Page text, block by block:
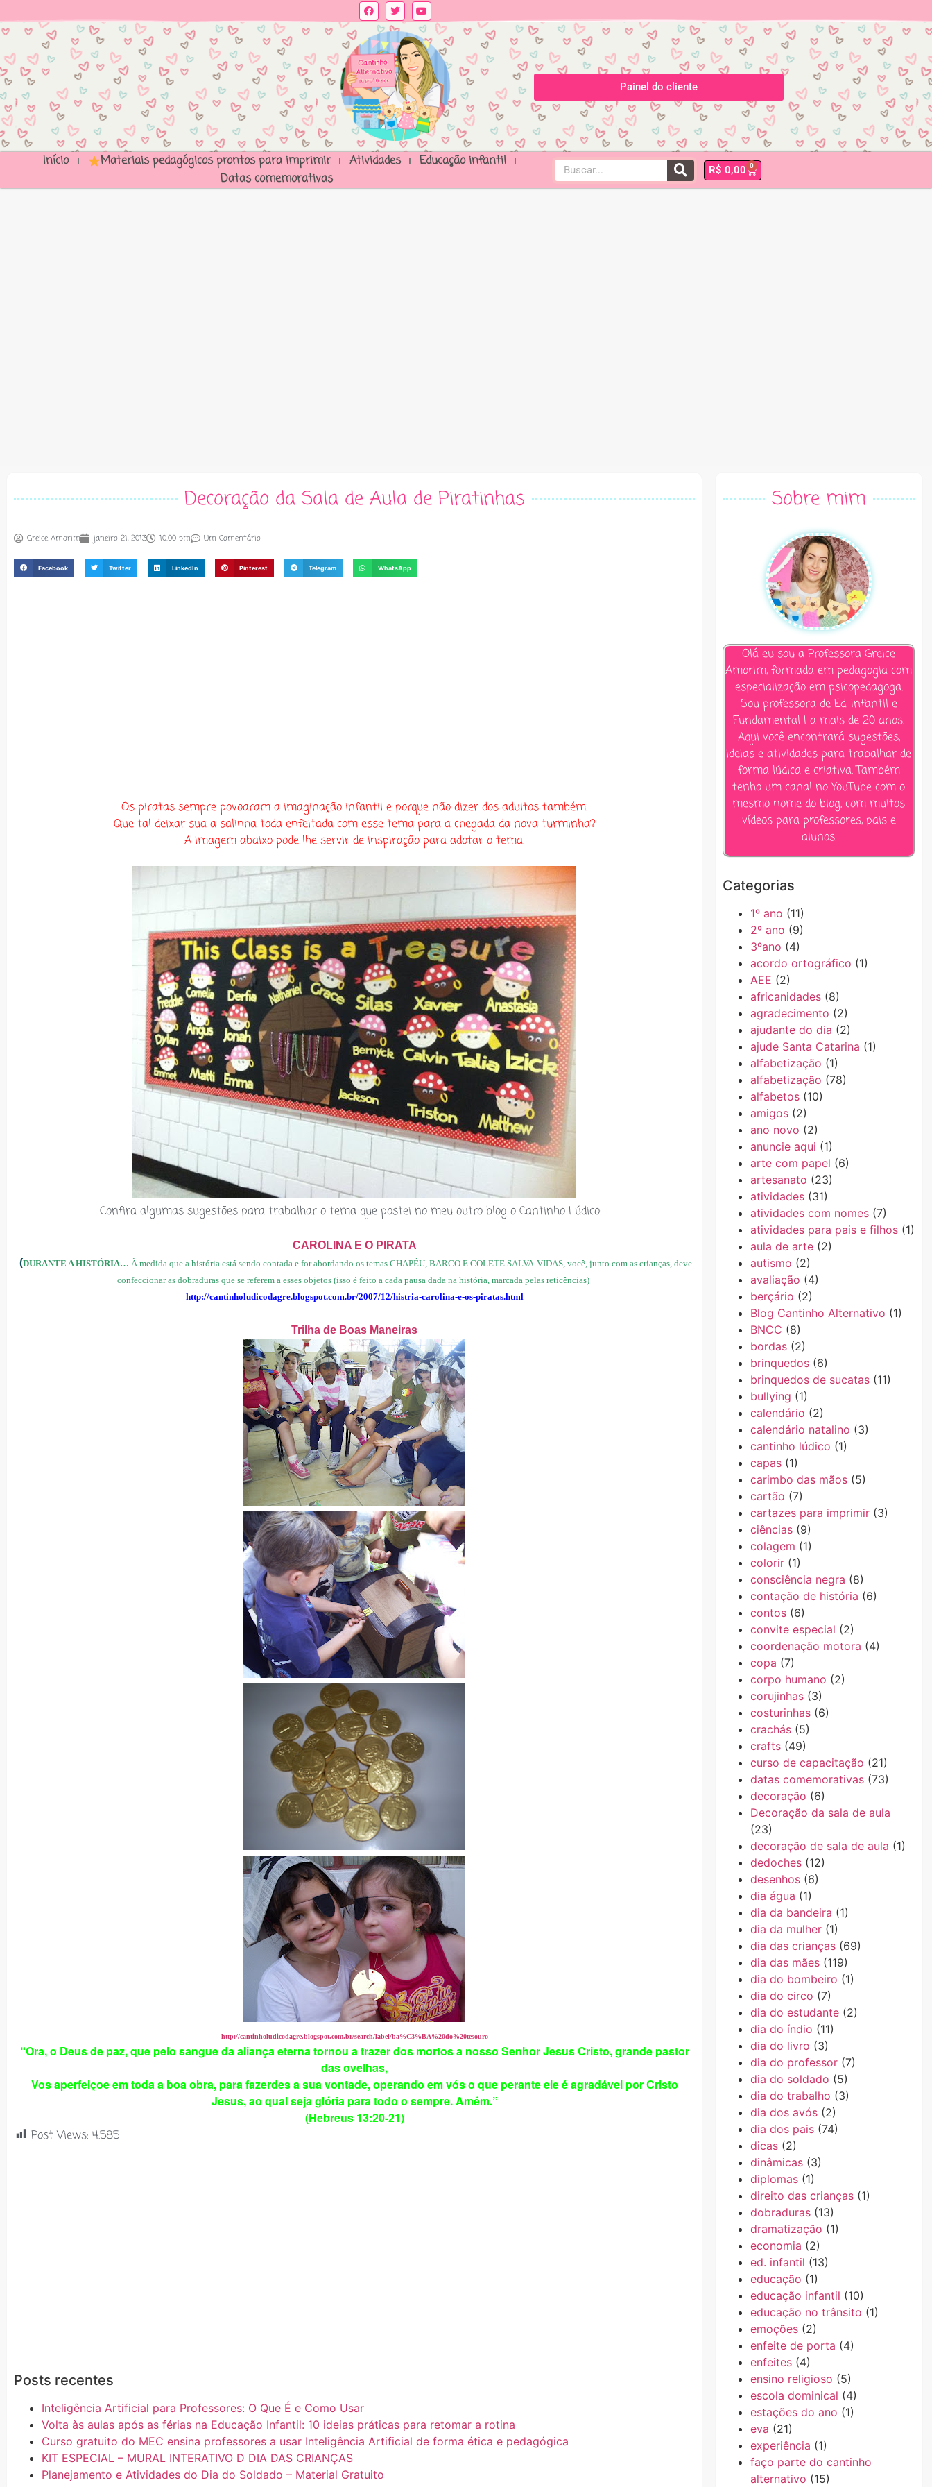
Painel do cliente
Início Materiais pedagógicos prontos para imprimir Atividades
Educação infantil
Datas comemorativas
R$ 0,00 0
Decoração da Sala de Aula de Piratinhas
Greice Amorim janeiro 21, 2013 10:00 pm Um Comentário
Facebook Twitter LinkedIn Pinterest Telegram WhatsApp
Os piratas sempre povoaram a imaginação infantil e porque não dizer dos adultos também.
Que tal deixar sua a salinha toda enfeitada com esse tema para a chegada da nova turminha?
A imagem abaixo pode lhe servir de inspiração para adotar o tema.
Confira algumas sugestões para trabalhar o tema que postei no meu outro blog o Cantinho Lúdico:
CAROLINA E O PIRATA
(DURANTE A HISTÓRIA… À medida que a história está sendo contada e for abordando os temas CHAPÉU, BARCO E COLETE SALVA-VIDAS, você, junto com as crianças, deve
confeccionar as dobraduras que se referem a esses objetos (isso é feito a cada pausa dada na história, marcada pelas reticências)
http://cantinholudicodagre.blogspot.com.br/2007/12/histria-carolina-e-os-piratas.html
Trilha de Boas Maneiras
http://cantinholudicodagre.blogspot.com.br/search/label/ba%C3%BA%20do%20tesouro
“Ora, o Deus de paz, que pelo sangue da aliança eterna tornou a trazer dos mortos a nosso Senhor Jesus Cristo, grande pastor
das ovelhas,
Vos aperfeiçoe em toda a boa obra, para fazerdes a sua vontade, operando em vós o que perante ele é agradável por Cristo
Jesus, ao qual seja glória para todo o sempre. Amém.”
(Hebreus 13:20-21)
Post Views: 4.585
Posts recentes
Inteligência Artificial para Professores: O Que É e Como Usar
Volta às aulas após as férias na Educação Infantil: 10 ideias práticas para retomar a rotina
Curso gratuito do MEC ensina professores a usar Inteligência Artificial de forma ética e pedagógica
KIT ESPECIAL – MURAL INTERATIVO D DIA DAS CRIANÇAS
Planejamento e Atividades do Dia do Soldado – Material Gratuito
Sobre mim
Olá eu sou a Professora Greice
Amorim, formada em pedagogia com
especialização em psicopedagoga.
Sou professora de Ed. Infantil e
Fundamental I a mais de 20 anos.
Aqui você encontrará sugestões,
ideias e atividades para trabalhar de
forma lúdica e criativa. Também
tenho um canal no YouTube com o
mesmo nome do blog, com muitos
vídeos para professores, pais e
alunos.
Categorias
1º ano (11)
2º ano (9)
3ºano (4)
acordo ortográfico (1)
AEE (2)
africanidades(8)
agradecimento (2)
ajudante do dia (2)
ajude Santa Catarina (1)
alfabetização (1)
alfabetização (78)
alfabetos(10)
amigos(2)
ano novo (2)
anuncie aqui (1)
arte com papel (6)
artesanato (23)
atividades(31)
atividades com nomes(7)
atividades para pais e filhos(1)
aula de arte(2)
autismo (2)
avaliação (4)
berçário (2)
Blog Cantinho Alternativo (1)
BNCC (8)
bordas(2)
brinquedos(6)
brinquedos de sucatas(11)
bullying (1)
calendário (2)
calendário natalino (3)
cantinho lúdico (1)
capas(1)
carimbo das mãos(5)
cartão (7)
cartazes para imprimir(3)
ciências(9)
colagem (1)
colorir(1)
consciência negra (8)
contação de história (6)
contos(6)
convite especial (2)
coordenação motora (4)
copa (7)
corpo humano (2)
corujinhas(3)
costurinhas(6)
crachás(5)
crafts(49)
curso de capacitação (21)
datas comemorativas(73)
decoração (6)
Decoração da sala de aula
(23)
decoração de sala de aula (1)
dedoches(12)
desenhos(6)
dia água (1)
dia da bandeira (1)
dia da mulher(1)
dia das crianças(69)
dia das mães(119)
dia do bombeiro (1)
dia do circo (7)
dia do estudante(2)
dia do índio (11)
dia do livro (3)
dia do professor(7)
dia do soldado (5)
dia do trabalho (3)
dia dos avós(2)
dia dos pais(74)
dicas(2)
dinâmicas(3)
diplomas(1)
direito das crianças(1)
dobraduras(13)
dramatização (1)
economia (2)
ed. infantil (13)
educação (1)
educação infantil (10)
educação no trânsito (1)
emoções(2)
enfeite de porta (4)
enfeites(4)
ensino religioso (5)
escola dominical (4)
estações do ano (1)
eva (21)
experiência (1)
faço parte do cantinho
alternativo (15)